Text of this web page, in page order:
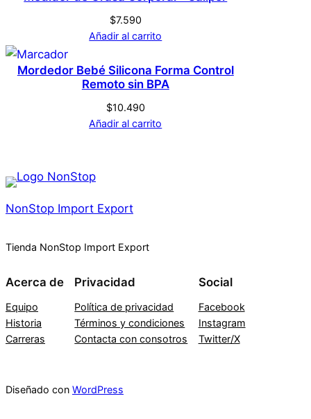
$7.590
Añadir al carrito
Mordedor Bebé Silicona Forma Control
Remoto sin BPA
$10.490
Añadir al carrito
NonStop Import Export
Tienda NonStop Import Export
Acerca de
Equipo
Historia
Carreras
Privacidad
Política de privacidad
Términos y condiciones
Contacta con consotros
Social
Facebook
Instagram
Twitter/X
Diseñado con WordPress